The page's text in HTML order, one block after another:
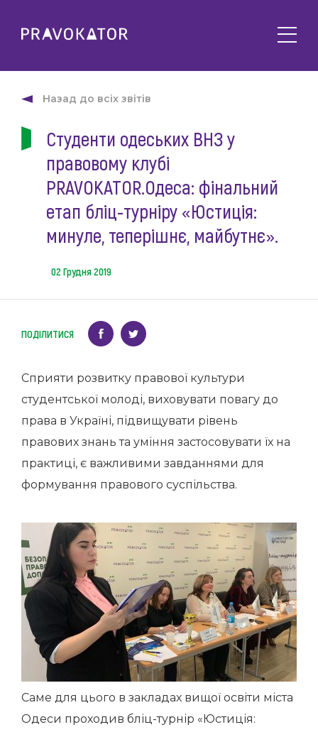
Про клуб
PRAVOKATOR.Київ
PRAVOKATOR.Одеса
Напрямки діяльності
Заходи
Майбутні
Минулі
Новини
Події
Статті
Напрацювання та продукти
Контакти
uk
Назад до всіх звітів
Студенти одеських ВНЗ у
правовому клубі
PRAVOKATOR.Одеса: фінальний
етап бліц-турніру «Юстиція:
минуле, теперішнє, майбутнє».
02 Грудня 2019
ПОДІЛИТИСЯ
Сприяти розвитку правової культури
студентської молоді, виховувати повагу до
права в Україні, підвищувати рівень
правових знань та уміння застосовувати їх на
практиці, є важливими завданнями для
формування правового суспільства.
Саме для цього в закладах вищої освіти міста
Одеси проходив бліц-турнір «Юстиція: